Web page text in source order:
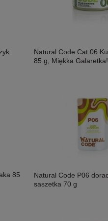
Natural Code Cat 06
85 g, Miękka Galaretka!
85
Natural Code P06
saszetka 70 g